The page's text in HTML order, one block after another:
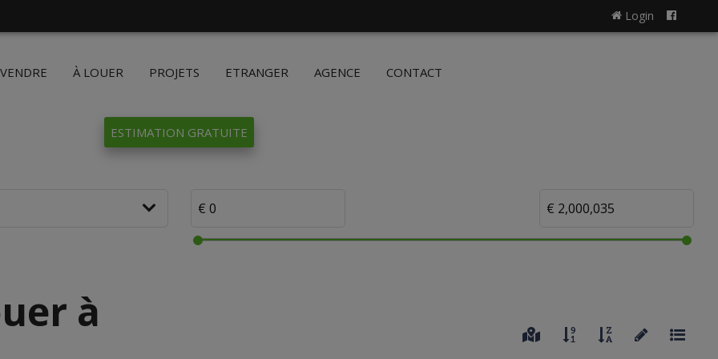
Login
À LOUER PROJETS ETRANGER AGENCE CONTACT
ESTIMATION GRATUITE
à